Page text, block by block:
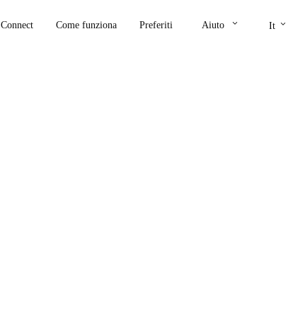
Connect Come funziona Preferiti Aiuto keyboard_arrow_down It keyboard_arrow_down